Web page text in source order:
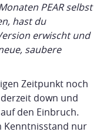
PEAR selbst
hast du
erwischt und
saubere
Zeitpunkt noch
down und
den Einbruch.
Kenntnisstand nur